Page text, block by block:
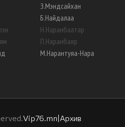
З.Мэндсайхан
Б.Найдалаа
Н.Наранбаатар
П.Наранбаяр
М.Нарантуяа-Нара
Vip76.mn Архив